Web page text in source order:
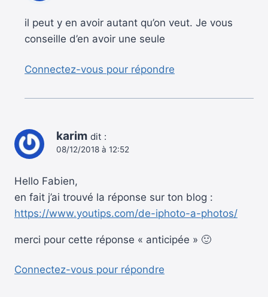
il peut y en avoir autant qu’on veut. Je vous
conseille d’en avoir une seule
Connectez-vous pour répondre
karim dit :
08/12/2018 à 12:52
Hello Fabien,
en fait j’ai trouvé la réponse sur ton blog :
https://www.youtips.com/de-iphoto-a-photos/
merci pour cette réponse « anticipée » 🙂
Connectez-vous pour répondre